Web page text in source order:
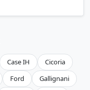
Case IH
Cicoria
Ford
Gallignani